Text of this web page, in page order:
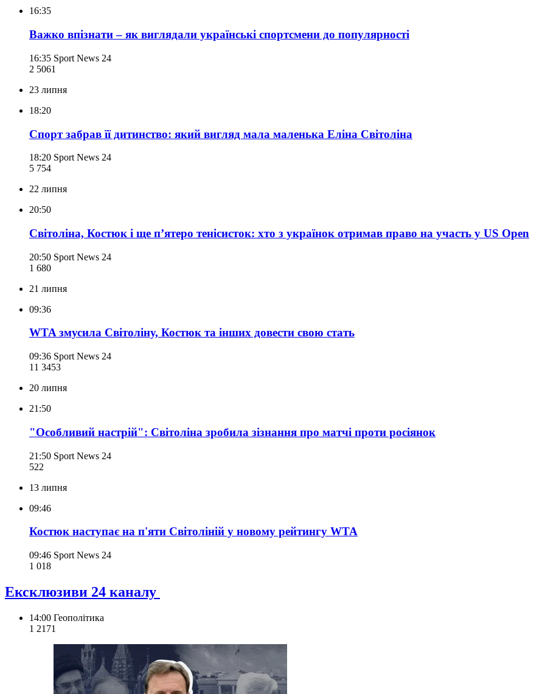
16:35
Важко впізнати – як виглядали українські спортсмени до популярності
16:35 Sport News 24
2 5061
23 липня
18:20
Спорт забрав її дитинство: який вигляд мала маленька Еліна Світоліна
18:20 Sport News 24
5 754
22 липня
20:50
Світоліна, Костюк і ще п’ятеро тенісисток: хто з українок отримав право на участь у US Open
20:50 Sport News 24
1 680
21 липня
09:36
WTA змусила Світоліну, Костюк та інших довести свою стать
09:36 Sport News 24
11 3453
20 липня
21:50
"Особливий настрій": Світоліна зробила зізнання про матчі проти росіянок
21:50 Sport News 24
522
13 липня
09:46
Костюк наступає на п'яти Світоліній у новому рейтингу WTA
09:46 Sport News 24
1 018
Ексклюзиви 24 каналу
14:00 Геополітика
1 2171